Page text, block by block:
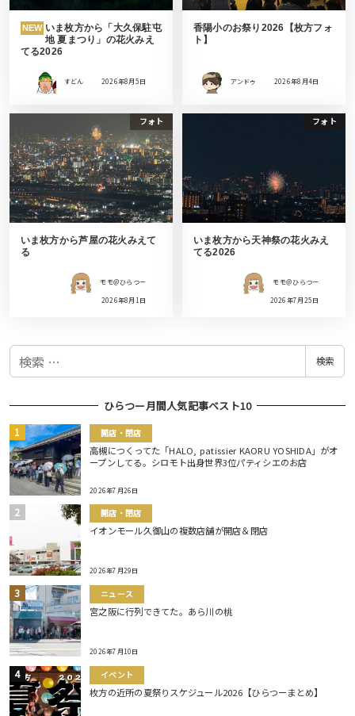
NEW いま枚方から「大久保駐屯
地 夏まつり」の花火みえ
てる2026
すどん 2026年8月5日
香陽小のお祭り2026【枚方フォ
ト】
アンドゥ 2026年8月4日
フォト
いま枚方から芦屋の花火みえて
る
モモ＠ひらつー
2026年8月1日
フォト
いま枚方から天神祭の花火みえ
てる2026
モモ＠ひらつー
2026年7月25日
検
検索
ひらつー月間人気記事ベスト10
開店・閉店
高槻につくってた「HALO, patissier KAORU YOSHIDA」がオ
ープンしてる。シロモト出身世界3位パティシエのお店
2026年7月26日
開店・閉店
イオンモール久御山の複数店舗が開店＆閉店
2026年7月29日
ニュース
宮之阪に行列できてた。あら川の桃
2026年7月10日
イベント
枚方の近所の夏祭りスケジュール2026【ひらつーまとめ】